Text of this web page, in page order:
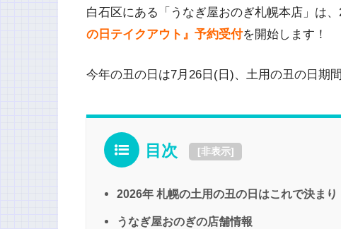
白石区にある「うなぎ屋おのぎ札幌本店」は、
の日テイクアウト』予約受付を開始します！
今年の丑の日は7月26日(日)、土用の丑の日期
目次 [非表示]
2026年 札幌の土用の丑の日はこれで決まり
うなぎ屋おのぎの店舗情報